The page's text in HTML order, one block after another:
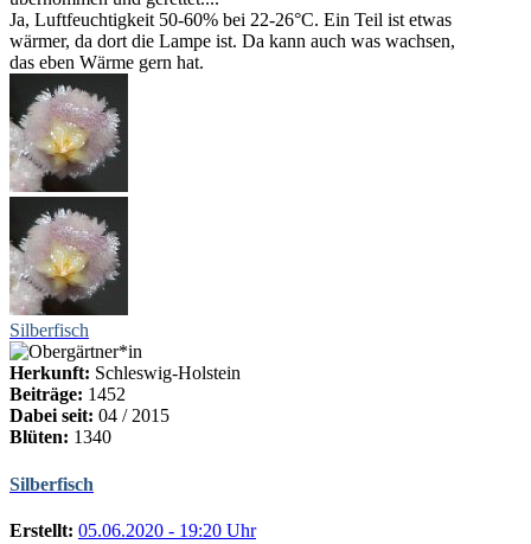
Ja, Luftfeuchtigkeit 50-60% bei 22-26°C. Ein Teil ist etwas
wärmer, da dort die Lampe ist. Da kann auch was wachsen,
das eben Wärme gern hat.
Silberfisch
Herkunft: Schleswig-Holstein
Beiträge: 1452
Dabei seit: 04 / 2015
Blüten: 1340
Silberfisch
Erstellt: 05.06.2020 - 19:20 Uhr